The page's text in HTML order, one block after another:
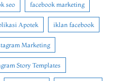
seo facebook marketing
Apotek iklan facebook
Marketing
Story Templates